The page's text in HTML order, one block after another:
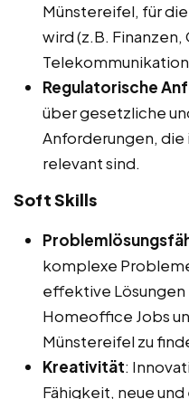
Münstereifel, für
wird (z.B.
Regulatorische
über gesetzliche
Anforderungen, die
relevant sind.
Soft Skills
komplexe
effektive
Homeoffice Jobs
Münstereifel zu
Kreativität:
Fähigkeit, neue